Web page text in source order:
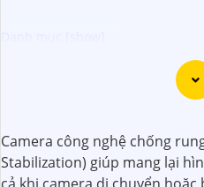
Dưới đây là 130 từ giới thiệu
"Camera 4K Siêu Sắc Nét là
nét 4K, bạn sẽ có những hình
tiết. Được trang bị công nghệ
Camera công nghệ chống
Stabilization) giúp mang lại